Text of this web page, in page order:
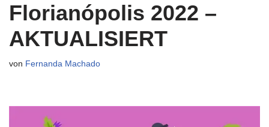
Florianópolis 2022 –
AKTUALISIERT
von Fernanda Machado